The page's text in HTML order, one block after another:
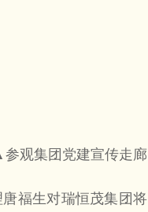
观集团党建宣传走廊
福生对瑞恒茂集团将